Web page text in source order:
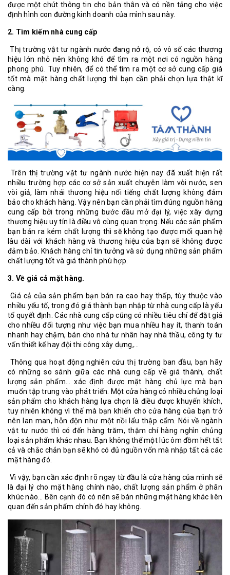
được một chút thông tin cho bản thân và có nền tảng cho việc
định hình con đường kinh doanh của mình sau này.
2. Tìm kiếm nhà cung cấp
Thị trường vật tư ngành nước đang nở rộ, có vô số các thương
hiệu lớn nhỏ nên không khó để tìm ra một nơi có nguồn hàng
phong phú. Tuy nhiên, để có thể tìm ra một cơ sở cung cấp giá
tốt mà mặt hàng chất lượng thì bạn cần phải chọn lựa thật kĩ
càng.
Trên thị trường vật tư ngành nước hiện nay đã xuất hiện rất
nhiều trường hợp các cơ sở sản xuất chuyên làm vòi nước, sen
vòi giả, làm nhái thương hiệu nổi tiếng chất lượng không đảm
bảo cho khách hàng. Vậy nên bạn cần phải tìm đúng nguồn hàng
cung cấp bởi trong những bước đầu mở đại lý, việc xây dựng
thương hiệu uy tín là điều vô cùng quan trọng. Nếu các sản phẩm
bạn bán ra kém chất lượng thì sẽ không tạo được mối quan hệ
lâu dài với khách hàng và thương hiệu của bạn sẽ không được
đảm bảo. Khách hàng chỉ tin tưởng và sử dụng những sản phẩm
chất lượng tốt và giá thành phù hợp.
3. Về giá cả mặt hàng.
Giá cả của sản phẩm bạn bán ra cao hay thấp, tùy thuộc vào
nhiều yếu tố, trong đó giá thành bạn nhập từ nhà cung cấp là yếu
tố quyết định. Các nhà cung cấp cũng có nhiều tiêu chí để đặt giá
cho nhiều đối tượng như việc bạn mua nhiều hay ít, thanh toán
nhanh hay chậm, bán cho nhà tư nhân hay nhà thầu, công ty tư
vấn thiết kế hay đội thi công xây dựng,…
Thông qua hoạt động nghiên cứu thị trường ban đầu, bạn hãy
có những so sánh giữa các nhà cung cấp về giá thành, chất
lượng sản phẩm... xác định được mặt hàng chủ lực mà bạn
muốn tập trung vào phát triển. Một cửa hàng có nhiều chủng loại
sản phẩm cho khách hàng lựa chọn là điều được khuyến khích,
tuy nhiên không vì thế mà bạn khiến cho cửa hàng của bạn trở
nên lan man, hỗn độn như một nồi lẩu thập cẩm. Nói về ngành
vật tư nước thì có đến hàng trăm, thậm chí hàng nghìn chủng
loại sản phẩm khác nhau. Bạn không thể một lúc ôm đồm hết tất
cả và chắc chắn bạn sẽ khó có đủ nguồn vốn mà nhập tất cả các
mặt hàng đó.
Vì vậy, bạn cần xác định rõ ngay từ đầu là cửa hàng của mình sẽ
là đại lý cho mặt hàng chính nào, chất lượng sản phẩm ở phân
khúc nào… Bên cạnh đó có nên sẽ bán những mặt hàng khác liên
quan đến sản phẩm chính đó hay không.